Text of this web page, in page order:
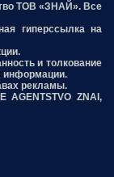
ТОВ «ЗНАЙ». Все
гиперссылка на
и толкование
информации.
рекламы.
AGENTSTVO ZNAI,